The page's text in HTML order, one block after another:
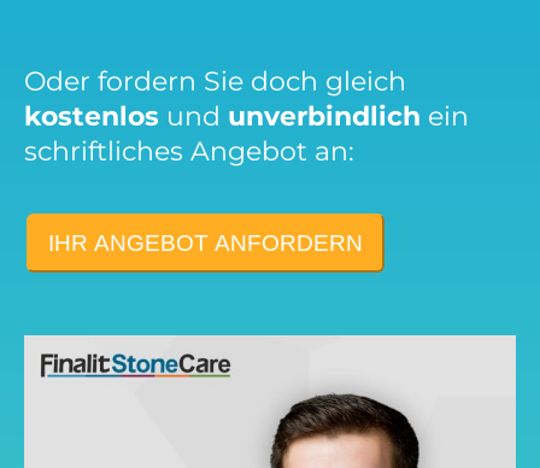
Oder fordern Sie doch gleich
kostenlos und unverbindlich ein
schriftliches Angebot an:
IHR ANGEBOT ANFORDERN